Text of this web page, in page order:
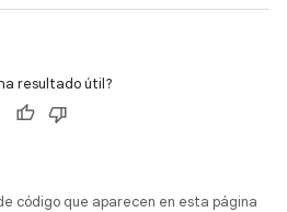
resultado útil?
código que aparecen en esta página